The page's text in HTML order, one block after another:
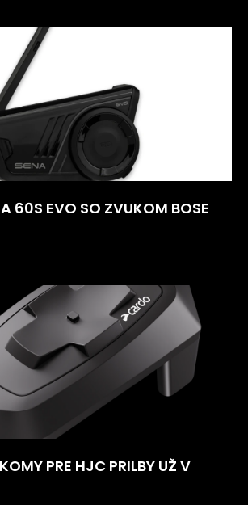
60S EVO SO ZVUKOM BOSE
PRE HJC PRILBY UŽ V